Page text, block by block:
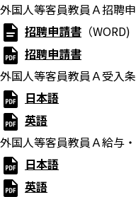
外国人等客員教員Ａ招聘
招聘申請書 （WORD)
招聘申請書
外国人等客員教員Ａ受入
日本語
英語
外国人等客員教員Ａ給与
日本語
英語